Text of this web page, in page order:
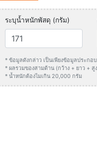
ระบุน้ำหนักพัสดุ (กรัม)
* ข้อมูลดังกล่าว เป็นเพียงข้อมูลประก
* ผลรวมของสามด้าน (กว้าง + ยาว + สู
* น้ำหนักต้องไมเกิน 20,000 กรัม